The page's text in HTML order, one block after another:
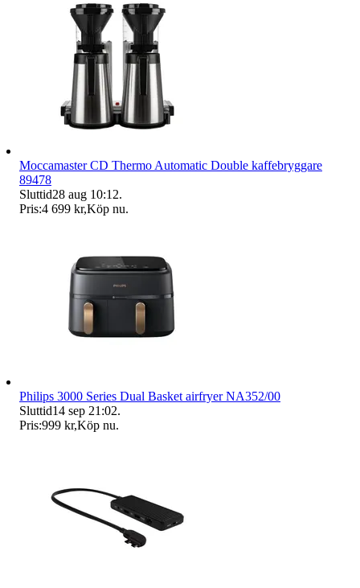
Moccamaster CD Thermo Automatic Double kaffebryggare
89478
Sluttid28 aug 10:12.
Pris:4 699 kr,Köp nu.
Philips 3000 Series Dual Basket airfryer NA352/00
Sluttid14 sep 21:02.
Pris:999 kr,Köp nu.